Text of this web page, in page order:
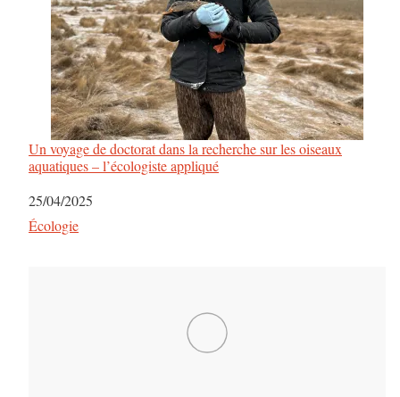
Un voyage de doctorat dans la recherche sur les oiseaux
aquatiques – l’écologiste appliqué
Date
25/04/2025
Par rapport à
Écologie